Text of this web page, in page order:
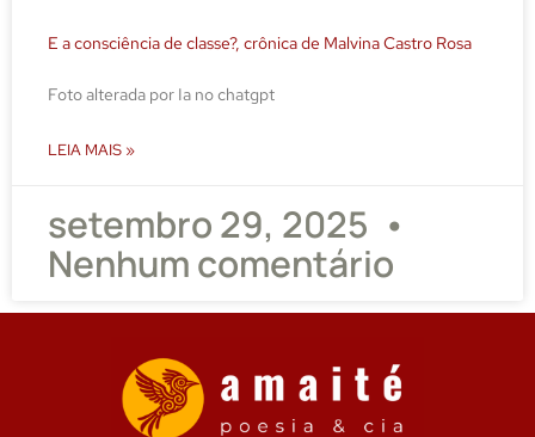
E a consciência de classe?, crônica de Malvina Castro Rosa
Foto alterada por Ia no chatgpt
LEIA MAIS »
setembro 29, 2025
Nenhum comentário